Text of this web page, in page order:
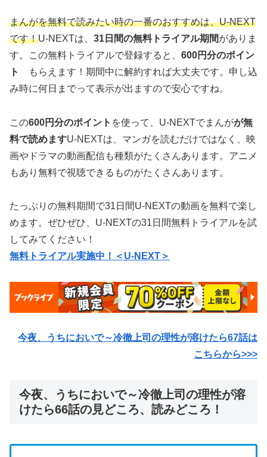
まんがを無料で読みたい時の一番のおすすめは、U-NEXT
です！U-NEXTは、 31日間の無料トライアル期間がありま
す。この無料トライアルで登録すると、 600円分のポイン
ト
もらえます！期間中に解約すれば大丈夫です。申し込
み時に何日までって表示が出ますので安心ですね。
この600円分のポイント を使って、U-NEXTでまんがが無
料で読めますU-NEXTは、マンガを読むだけではなく、映
画やドラマの動画配信も種類がたくさんあります。アニメ
もあり無料で視聴できるものがたくさんあります。
たっぷりの無料期間で31日間U-NEXTの動画を無料で楽し
めます。ぜひぜひ、U-NEXTの31日間無料トライアルを試
してみてください！
無料トライアル実施中！＜U-NEXT＞
今夜、うちにおいで～冷徹上司の理性が溶けたら67話は
こちらから>>>
今夜、うちにおいで～冷徹上司の理性が溶
けたら66話の見どころ、読みどころ！